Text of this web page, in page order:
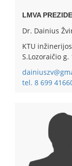
LMVA
Dr. Dainius
KTU
S.Lozoraičio g.
tel. 8 699